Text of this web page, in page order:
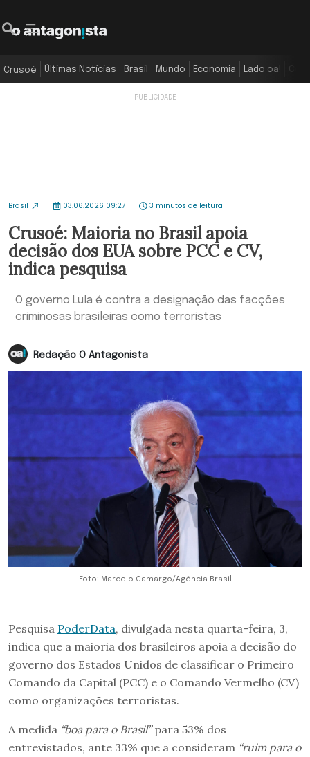
Crusoé Últimas Notícias Brasil Mundo Economia Lado oa!
Brasil 03.06.2026 09:27 3 minutos de leitura
Crusoé: Maioria no Brasil apoia
decisão dos EUA sobre PCC e CV,
indica pesquisa
O governo Lula é contra a designação das facções
criminosas brasileiras como terroristas
Redação O Antagonista
Foto: Marcelo Camargo/Agência Brasil
Pesquisa PoderData, divulgada nesta quarta-feira, 3,
indica que a maioria dos brasileiros apoia a decisão do
governo dos Estados Unidos de classificar o Primeiro
Comando da Capital (PCC) e o Comando Vermelho (CV)
como organizações terroristas.
A medida “boa para o Brasil”para 53% dos
entrevistados, ante 33% que a consideram “ruim para o